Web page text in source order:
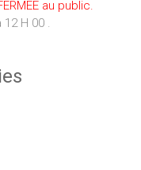
au public.
H 00 .